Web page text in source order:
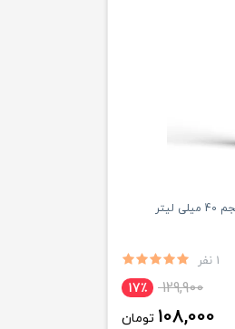
1 نفر
129,900 17٪
108,000 تومان